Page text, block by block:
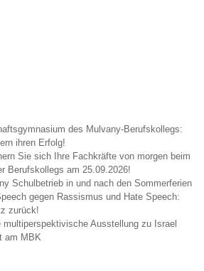
des Mulvany-Berufskollegs:
ihren Erfolg!
Sie sich Ihre Fachkräfte von morgen beim
Berufskollegs am 25.09.2026!
Schulbetrieb in und nach den Sommerferien
gegen Rassismus und Hate Speech:
zurück!
multiperspektivische Ausstellung zu Israel
am MBK